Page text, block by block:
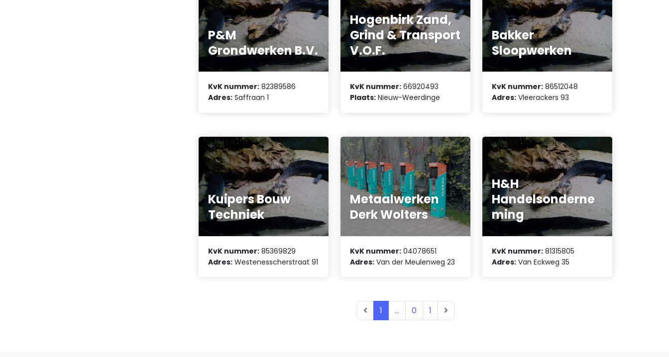
P&M
Grondwerken B.V.
KvK nummer: 82389586
Adres: Saffraan 1
Hogenbirk Zand,
Grind & Transport
V.O.F.
KvK nummer: 66920493
Plaats: Nieuw-Weerdinge
Bakker
Sloopwerken
KvK nummer: 86512048
Adres: Vleerackers 93
Kuipers Bouw
Techniek
KvK nummer: 85369829
Adres: Westenesscherstraat 91
Metaalwerken
Derk Wolters
KvK nummer: 04078651
Adres: Van der Meulenweg 23
H&H
Handelsonderne
ming
KvK nummer: 81315805
Adres: Van Eckweg 35
1 ... 0 1